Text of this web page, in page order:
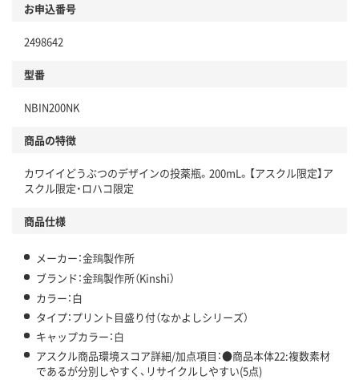
本体
仕組
この商品の環境配慮ポイントです。下記商品詳細「
アスクル商品環境スコア詳細／加点項目
お申込番号
2498642
型番
NBIN200NK
商品の特徴
カワイイどうぶつのデザインの投薬瓶。200mL。【アスクル限定】ア
スクル限定・ロハコ限定
商品仕様
メーカー：金鵄製作所
ブランド：金鵄製作所（Kinshi）
カラー：白
タイプ：プリント目盛り付（なかよしシリーズ）
キャップカラー：白
アスクル商品環境スコア詳細/加点項目：●商品本体22:複数素材
であるが分別しやすく、リサイクルしやすい(5点)